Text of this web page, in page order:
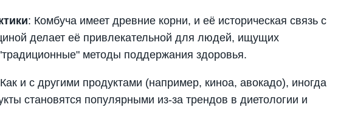
: Комбуча имеет древние корни, и её историческая связь с
делает её привлекательной для людей, ищущих
методы поддержания здоровья.
и с другими продуктами (например, киноа, авокадо), иногда
становятся популярными из-за трендов в диетологии и